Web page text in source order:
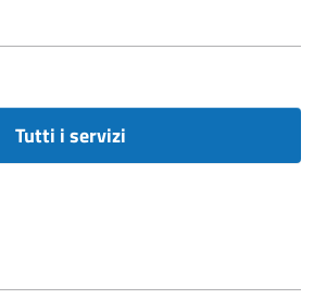
Tutti i servizi